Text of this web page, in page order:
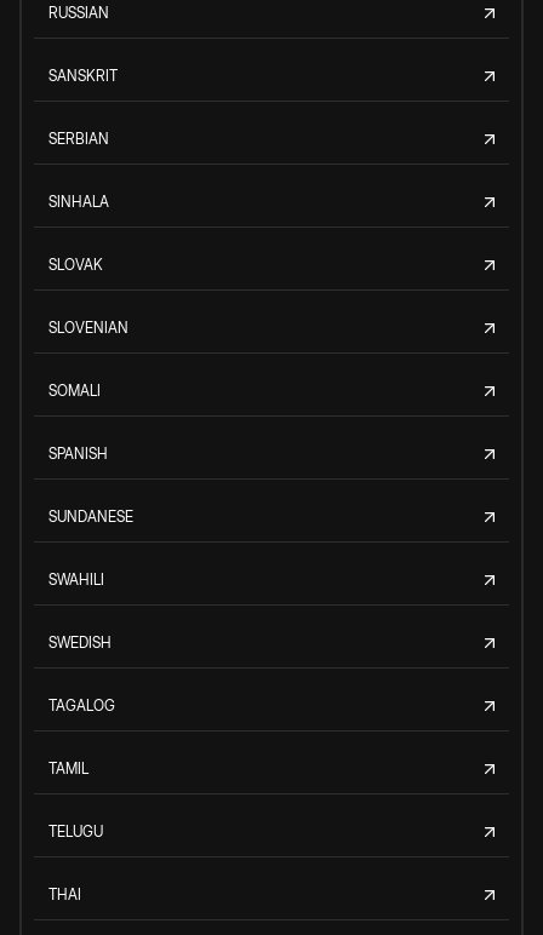
RUSSIAN
SANSKRIT
SERBIAN
SINHALA
SLOVAK
SLOVENIAN
SOMALI
SPANISH
SUNDANESE
SWAHILI
SWEDISH
TAGALOG
TAMIL
TELUGU
THAI